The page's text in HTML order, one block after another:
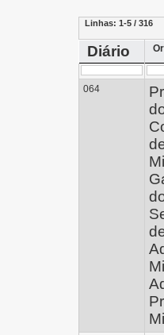
Linhas: 1-5 / 316
Diário
064